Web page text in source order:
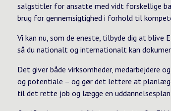
salgstitler for ansatte med vidt forskellige
brug for gennemsigtighed i forhold til
Vi kan nu, som de eneste, tilbyde dig at blive
så du nationalt og internationalt kan
Det giver både virksomheder, medarbejdere
og potentiale – og gør det lettere at
til det rette job og lægge en uddannelsesplan.